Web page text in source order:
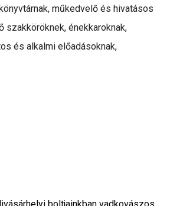
műkedvelő és hivatásos
szakköröknek, énekkaroknak,
és alkalmi előadásoknak,
boltjainkban vadkovászos